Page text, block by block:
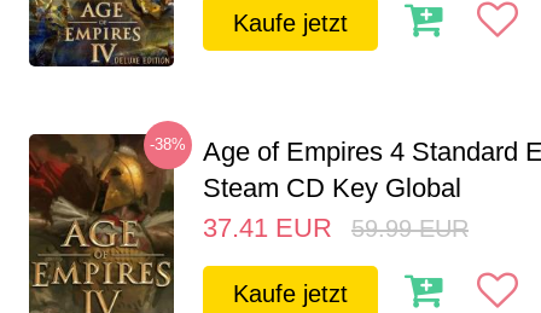
Kaufe jetzt
-38%
Age of Empires 4 Standard
Steam CD Key Global
37.41 EUR 59.99 EUR
Kaufe jetzt